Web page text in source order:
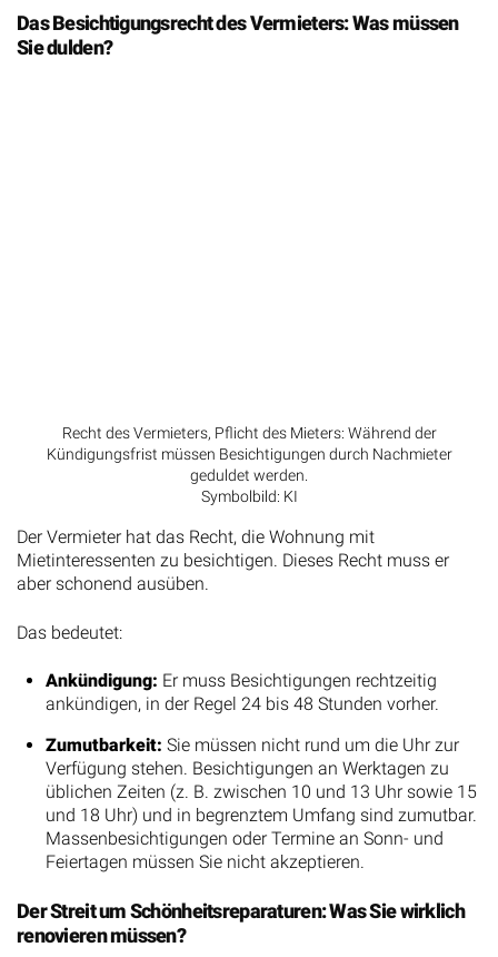
Das Besichtigungsrecht des Vermieters: Was müssen
Sie dulden?
Recht des Vermieters, Pflicht des Mieters: Während der
Kündigungsfrist müssen Besichtigungen durch Nachmieter
geduldet werden.
Symbolbild: KI
Der Vermieter hat das Recht, die Wohnung mit
Mietinteressenten zu besichtigen. Dieses Recht muss er
aber schonend ausüben.
Das bedeutet:
Ankündigung: Er muss Besichtigungen rechtzeitig
ankündigen, in der Regel 24 bis 48 Stunden vorher.
Zumutbarkeit: Sie müssen nicht rund um die Uhr zur
Verfügung stehen. Besichtigungen an Werktagen zu
üblichen Zeiten (z. B. zwischen 10 und 13 Uhr sowie 15
und 18 Uhr) und in begrenztem Umfang sind zumutbar.
Massenbesichtigungen oder Termine an Sonn- und
Feiertagen müssen Sie nicht akzeptieren.
Der Streit um Schönheitsreparaturen: Was Sie wirklich
renovieren müssen?